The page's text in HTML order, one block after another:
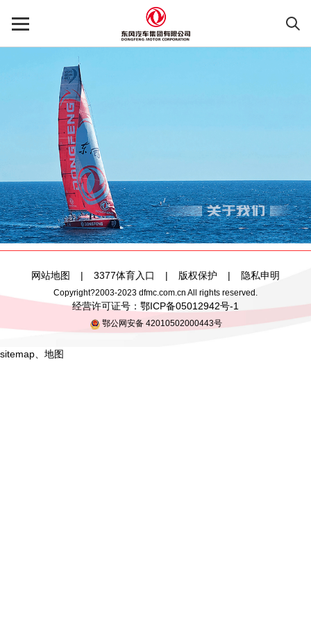
网站地图 | 3377体育入口 | 版权保护 | 隐私申明
Copyright?2003-2023 dfmc.com.cn All rights reserved.
经营许可证号： 鄂ICP备05012942号-1
鄂公网安备 42010502000443号
sitemap 地图